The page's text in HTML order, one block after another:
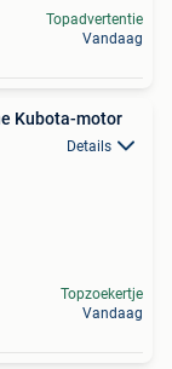
Topadvertentie
Vandaag
Kubota-motor
Details
Topzoekertje
Vandaag